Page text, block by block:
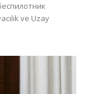
ve Uzay